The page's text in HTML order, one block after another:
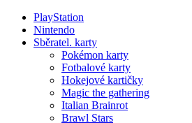
PlayStation
Nintendo
Sběratel. karty
Pokémon karty
Fotbalové karty
Hokejové kartičky
Magic the gathering
Italian Brainrot
Brawl Stars